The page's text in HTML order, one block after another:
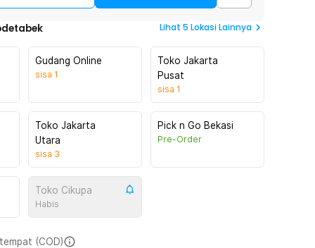
Lihat 5 Lokasi Lainnya
Gudang Online
sisa 1
Toko Jakarta
Pusat
sisa 1
Toko Jakarta
Utara
sisa 3
Pick n Go Bekasi
Pre-Order
Toko Cikupa
Habis
(COD)